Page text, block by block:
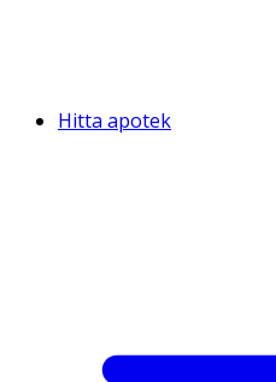
Hitta apotek